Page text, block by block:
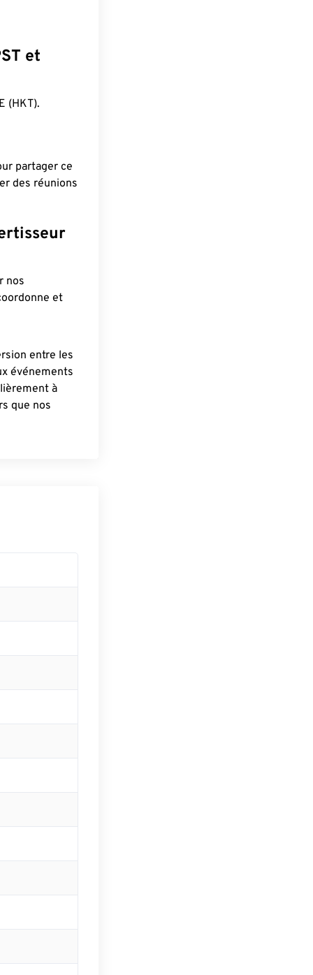
et
(HKT).
partager ce
des réunions
nos
et
entre les
événements
à
que nos